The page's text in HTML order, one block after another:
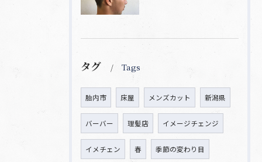
タグ Tags
胎内市 床屋 メンズカット 新潟県
バーバー 理髪店 イメージチェンジ
イメチェン 春 季節の変わり目